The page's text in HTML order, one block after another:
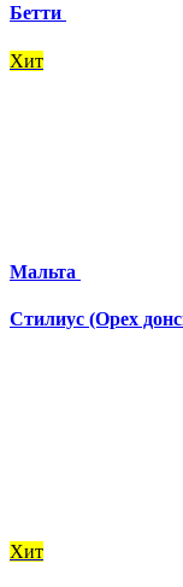
Бетти
Хит
Мальта
Стилиус (Орех
Хит